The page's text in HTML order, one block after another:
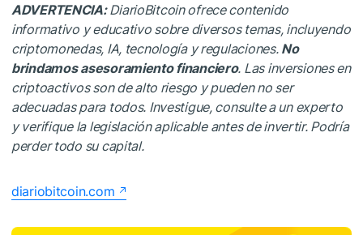
ADVERTENCIA:DiarioBitcoin ofrece contenido
informativo y educativo sobre diversos temas, incluyendo
criptomonedas, IA, tecnología y regulaciones. No
brindamos asesoramiento financiero. Las inversiones en
criptoactivos son de alto riesgo y pueden no ser
adecuadas para todos. Investigue, consulte a un experto
y verifique la legislación aplicable antes de invertir. Podría
perder todo su capital.
diariobitcoin.com